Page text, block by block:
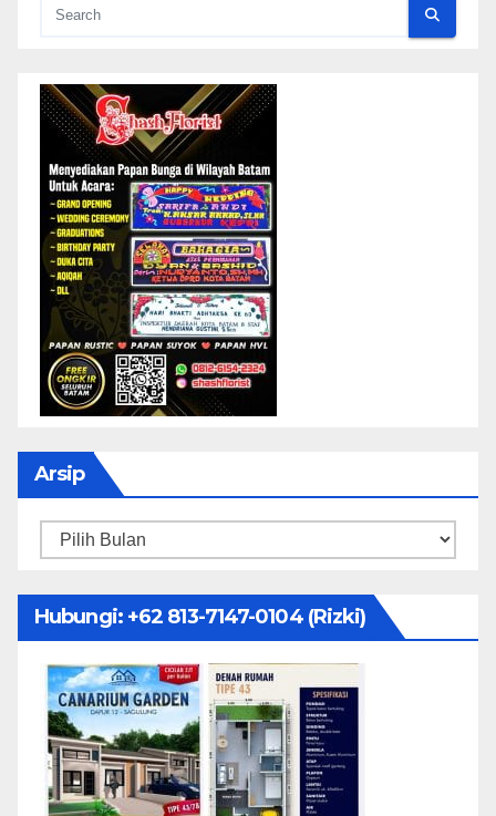
Arsip
Arsip
Hubungi: ‪+62 813-7147-0104‬ (Rizki)